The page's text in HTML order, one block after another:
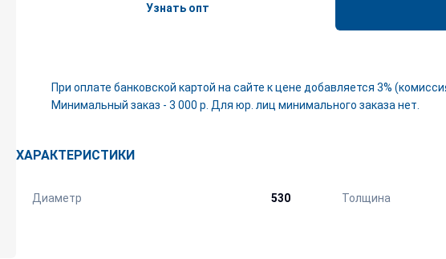
Узнать опт
При оплате банковской картой на сайте к цене добавляется 3%
Минимальный заказ - 3 000 р. Для юр. лиц минимального заказа нет.
ХАРАКТЕРИСТИКИ
Диаметр 530 Толщина